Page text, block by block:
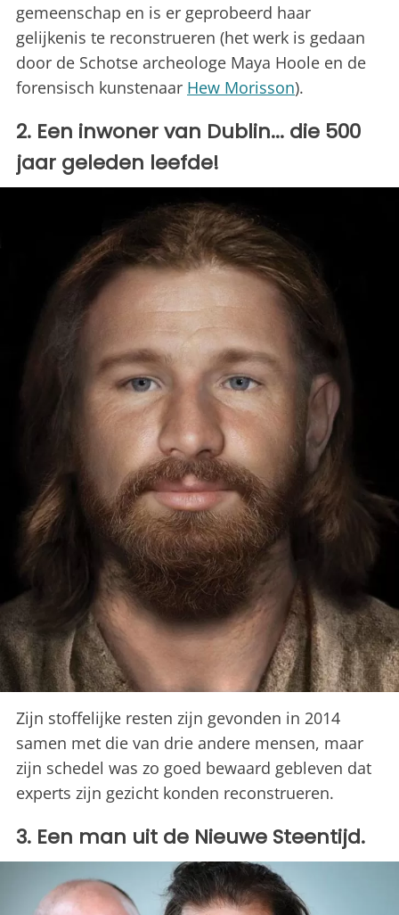
gemeenschap en is er geprobeerd haar
gelijkenis te reconstrueren (het werk is gedaan
door de Schotse archeologe Maya Hoole en de
forensisch kunstenaar Hew Morisson).
2. Een inwoner van Dublin... die 500
jaar geleden leefde!
Zijn stoffelijke resten zijn gevonden in 2014
samen met die van drie andere mensen, maar
zijn schedel was zo goed bewaard gebleven dat
experts zijn gezicht konden reconstrueren.
3. Een man uit de Nieuwe Steentijd.